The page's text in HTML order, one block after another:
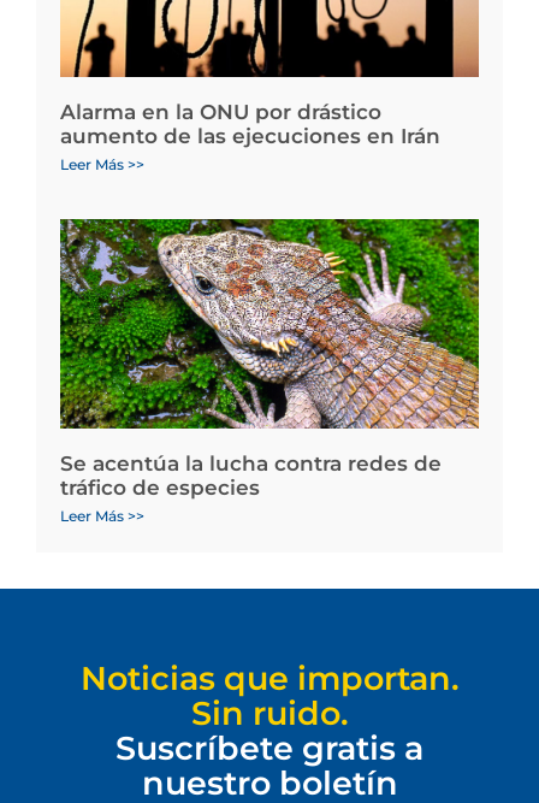
Alarma en la ONU por drástico
aumento de las ejecuciones en Irán
Leer Más >>
Se acentúa la lucha contra redes de
tráfico de especies
Leer Más >>
Noticias que importan.
Sin ruido.
Suscríbete gratis a
nuestro boletín